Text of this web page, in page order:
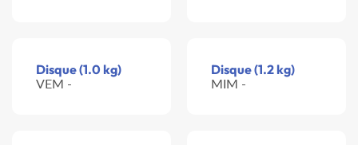
Disque (1.0 kg)
VEM -
Disque (1.2 kg)
MIM -